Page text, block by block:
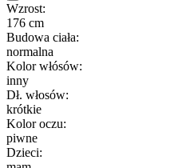
Wzrost:
176 cm
Budowa ciała:
normalna
Kolor włósów:
inny
Dł. włosów:
krótkie
Kolor oczu:
piwne
Dzieci: